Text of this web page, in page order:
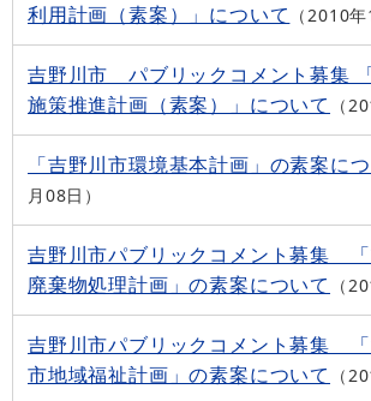
利用計画（素案）」について
2010年
吉野川市 パブリックコメント募集
施策推進計画（素案）」について
「吉野川市環境基本計画」の素案に
月08日
吉野川市パブリックコメント募集
廃棄物処理計画」の素案について
吉野川市パブリックコメント募集
市地域福祉計画」の素案について